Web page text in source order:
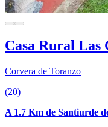
Casa Rural Las
Corvera de Toranzo
(20)
A 1.7 Km de Santiurde